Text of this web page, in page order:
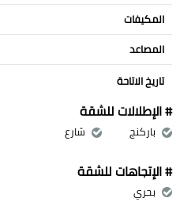
المكيفات
المصاعد
تاريخ الاتاحة
# الإطلالات للشقة
باركنج شارع
# الإتجاهات للشقة
بحري